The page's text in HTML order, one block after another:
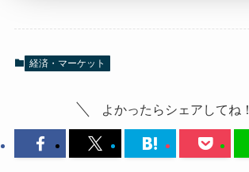
経済・マーケット
よかったらシェアしてね！